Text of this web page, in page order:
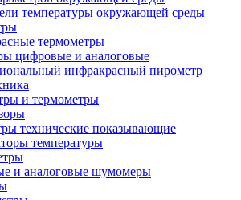
температуры окружающей среды
термометры
цифровые и аналоговые
инфракрасный пирометр
и термометры
технические показывающие
температуры
и аналоговые шумомеры